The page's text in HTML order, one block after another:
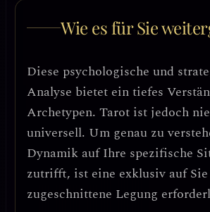
Wie es für Sie
Diese psychologische und
Analyse bietet ein tiefes
Archetypen. Tarot ist jedoch
universell. Um genau zu
Dynamik auf Ihre spezifische
zutrifft, ist eine exklusiv auf Sie
zugeschnittene Legung